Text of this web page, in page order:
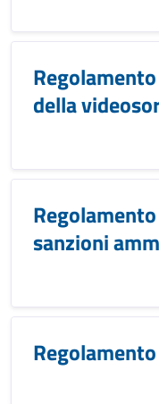
della
sanzioni